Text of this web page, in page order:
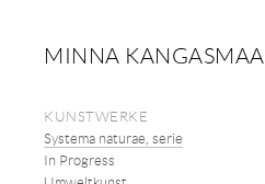
MINNA KANGASMAA
KUNSTWERKE
Systema naturae, serie
In Progress